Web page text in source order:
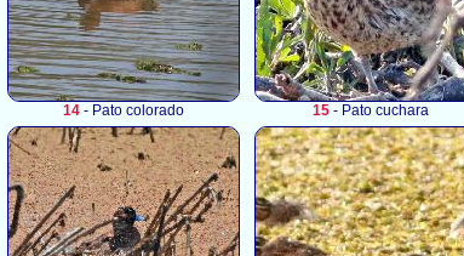
14 - Pato colorado 15 - Pato cuchara